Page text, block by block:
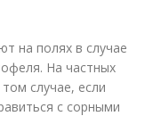
на полях в случае
На частных
случае, если
с сорными